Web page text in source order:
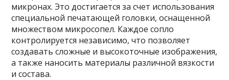
микронах. Это достигается за счет использования
специальной печатающей головки, оснащенной
множеством микросопел. Каждое сопло
контролируется независимо, что позволяет
создавать сложные и высокоточные изображения,
а также наносить материалы различной вязкости
и состава.